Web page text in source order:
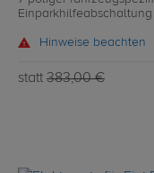
Einparkhilfeabschaltung
Hinweise beachten
statt 383,00 €